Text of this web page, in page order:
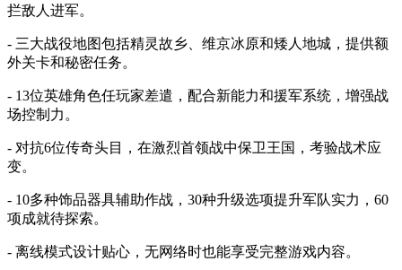
拦敌人进军。
- 三大战役地图包括精灵故乡、维京冰原和矮人地城，提供额
外关卡和秘密任务。
- 13位英雄角色任玩家差遣，配合新能力和援军系统，增强战
场控制力。
- 对抗6位传奇头目，在激烈首领战中保卫王国，考验战术应
变。
- 10多种饰品器具辅助作战，30种升级选项提升军队实力，60
项成就待探索。
- 离线模式设计贴心，无网络时也能享受完整游戏内容。